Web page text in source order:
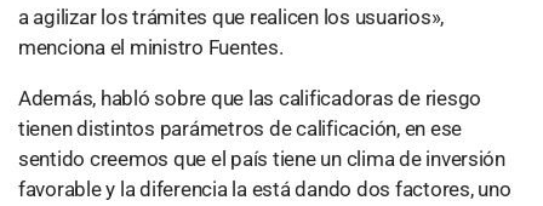
a agilizar los trámites que realicen los usuarios»,
menciona el ministro Fuentes.
Además, habló sobre que las calificadoras de riesgo
tienen distintos parámetros de calificación, en ese
sentido creemos que el país tiene un clima de inversión
favorable y la diferencia la está dando dos factores, uno